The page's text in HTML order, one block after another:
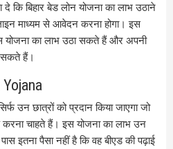
कि बिहार बेड लोन योजना का लाभ उठाने
माध्यम से आवेदन करना होगा। इस
का लाभ उठा सकते हैं और अपनी
सकते हैं।
उन छात्रों को प्रदान किया जाएगा जो
करना चाहते हैं। इस योजना का लाभ उन
इतना पैसा नहीं है कि वह बीएड की पढ़ाई